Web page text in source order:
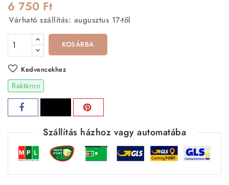
6 750 Ft
Várható szállítás: augusztus 17-től
KOSÁRBA
Kedvencekhez
Raktáron
Szállítás házhoz vagy automatába